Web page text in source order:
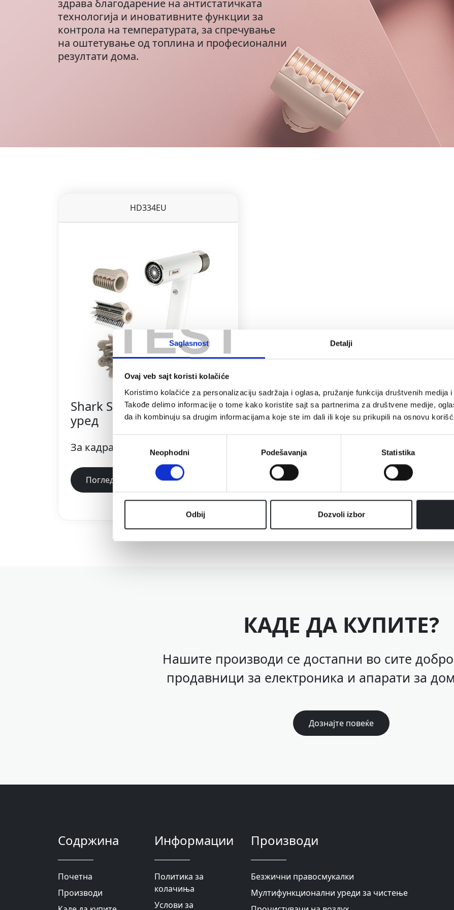
TEST
Saglasnost Detalji
Ovaj veb sajt koristi kolačiće
Koristimo kolačiće za personalizaciju sadržaja i oglasa, pružanje funkcija društvenih medija
Takođe delimo informacije o tome kako koristite sajt sa partnerima za društvene medije,
da ih kombinuju sa drugim informacijama koje ste im dali ili koje su prikupili na osnovu
сагласностиNeophodni Podešavanja Statistika
Odbij Dozvoli izbor
здрава благодарение на антистатичката
технологија и иновативните функции за
контрола на температурата, за спречување
на оштетување од топлина и професионални
резултати дома.
HD334EU
Shark SpeedStyle 3-во-1
уред
За кадрава и афро коса
Погледнете повеќе
КАДЕ ДА КУПИТЕ?
Нашите производи се достапни во сите
продавници за електроника и апарати за
Дознајте повеќе
Содржина
Почетна
Производи
Информации
Политика за
колачиња
Услови за
Производи
Безжични правосмукалки
Мултифункционални уреди за чистење